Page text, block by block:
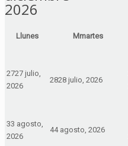
2026
Llunes Mmartes
2727 julio,
2026
2828 julio, 2026
33 agosto,
2026
44 agosto, 2026